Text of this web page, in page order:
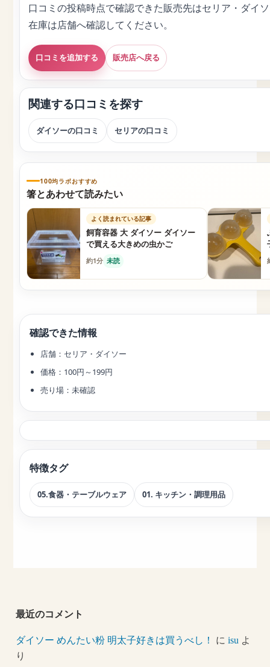
口コミの投稿時点で確認できた販売先はセリア・ダイ
在庫は店舗へ確認してください。
口コミを追加する 販売店へ戻る
関連する口コミを探す
ダイソーの口コミ セリアの口コミ
100均ラボおすすめ
箸とあわせて読みたい
よく読まれている記事
飼育容器 大 ダイソー ダイソー
で買える大きめの虫かご
約1分 未読
確認できた情報
店舗：セリア・ダイソー
価格：100円～199円
売り場：未確認
特徴タグ
05.食器・テーブルウェア 01. キッチン・調理用品
最近のコメント
ダイソー めんたい粉 明太子好きは買うべし！ にisu よ
り